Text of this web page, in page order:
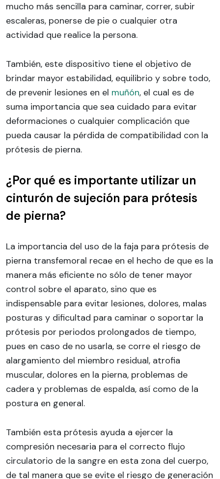
mucho más sencilla para caminar, correr, subir
escaleras, ponerse de pie o cualquier otra
actividad que realice la persona.
También, este dispositivo tiene el objetivo de
brindar mayor estabilidad, equilibrio y sobre todo,
de prevenir lesiones en el muñón, el cual es de
suma importancia que sea cuidado para evitar
deformaciones o cualquier complicación que
pueda causar la pérdida de compatibilidad con la
prótesis de pierna.
¿Por qué es importante utilizar un
cinturón de sujeción para prótesis
de pierna?
La importancia del uso de la faja para prótesis de
pierna transfemoral recae en el hecho de que es la
manera más eficiente no sólo de tener mayor
control sobre el aparato, sino que es
indispensable para evitar lesiones, dolores, malas
posturas y dificultad para caminar o soportar la
prótesis por periodos prolongados de tiempo,
pues en caso de no usarla, se corre el riesgo de
alargamiento del miembro residual, atrofia
muscular, dolores en la pierna, problemas de
cadera y problemas de espalda, así como de la
postura en general.
También esta prótesis ayuda a ejercer la
compresión necesaria para el correcto flujo
circulatorio de la sangre en esta zona del cuerpo,
de tal manera que se evite el riesgo de generación